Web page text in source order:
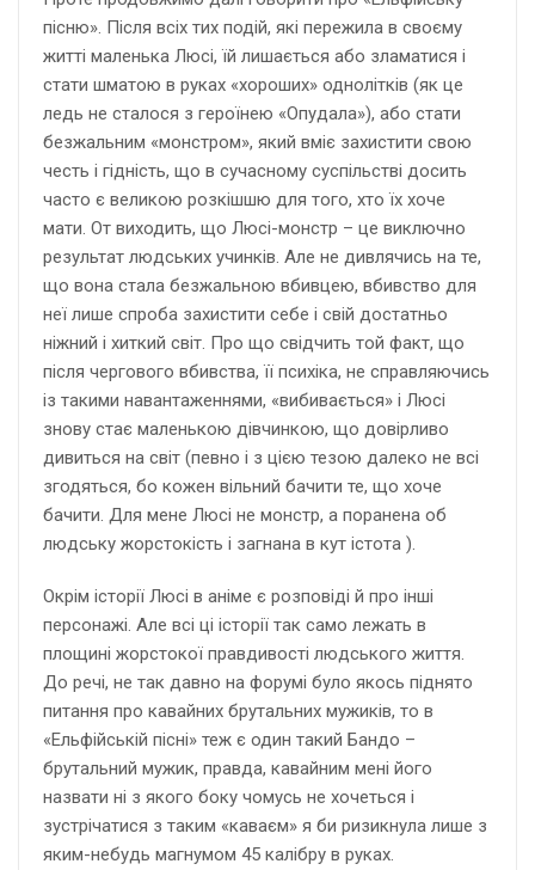
пісню». Після всіх тих подій, які пережила в своєму
житті маленька Люсі, їй лишається або зламатися і
стати шматою в руках «хороших» однолітків (як це
ледь не сталося з героїнею «Опудала»), або стати
безжальним «монстром», який вміє захистити свою
честь і гідність, що в сучасному суспільстві досить
часто є великою розкішшю для того, хто їх хоче
мати. От виходить, що Люсі-монстр – це виключно
результат людських учинків. Але не дивлячись на те,
що вона стала безжальною вбивцею, вбивство для
неї лише спроба захистити себе і свій достатньо
ніжний і хиткий світ. Про що свідчить той факт, що
після чергового вбивства, її психіка, не справляючись
із такими навантаженнями, «вибивається» і Люсі
знову стає маленькою дівчинкою, що довірливо
дивиться на світ (певно і з цією тезою далеко не всі
згодяться, бо кожен вільний бачити те, що хоче
бачити. Для мене Люсі не монстр, а поранена об
людську жорстокість і загнана в кут істота ).
Окрім історії Люсі в аніме є розповіді й про інші
персонажі. Але всі ці історії так само лежать в
площині жорстокої правдивості людського життя.
До речі, не так давно на форумі було якось піднято
питання про кавайних брутальних мужиків, то в
«Ельфійській пісні» теж є один такий Бандо –
брутальний мужик, правда, кавайним мені його
назвати ні з якого боку чомусь не хочеться і
зустрічатися з таким «каваєм» я би ризикнула лише з
яким-небудь магнумом 45 калібру в руках.